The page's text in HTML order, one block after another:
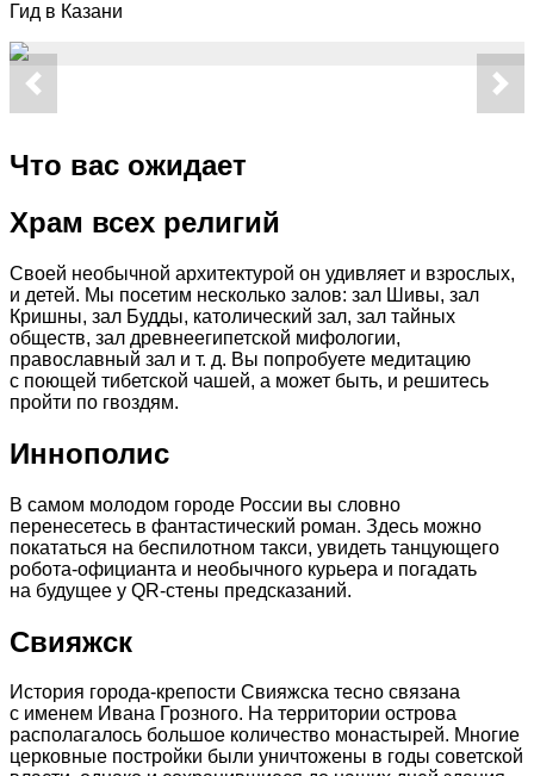
Гид в Казани
Что вас ожидает
Храм всех религий
Своей необычной архитектурой он удивляет и взрослых,
и детей. Мы посетим несколько залов: зал Шивы, зал
Кришны, зал Будды, католический зал, зал тайных
обществ, зал древнеегипетской мифологии,
православный зал и т. д. Вы попробуете медитацию
с поющей тибетской чашей, а может быть, и решитесь
пройти по гвоздям.
Иннополис
В самом молодом городе России вы словно
перенесетесь в фантастический роман. Здесь можно
покататься на беспилотном такси, увидеть танцующего
робота-официанта и необычного курьера и погадать
на будущее у QR-стены предсказаний.
Свияжск
История города-крепости Свияжска тесно связана
с именем Ивана Грозного. На территории острова
располагалось большое количество монастырей. Многие
церковные постройки были уничтожены в годы советской